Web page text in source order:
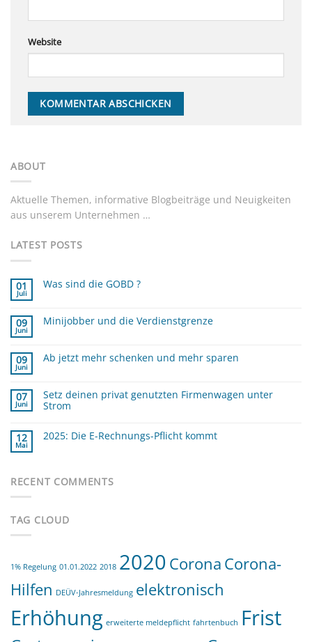
Website
ABOUT
Aktuelle Themen, informative Blogbeiträge und Neuigkeiten
aus unserem Unternehmen …
LATEST POSTS
01
Juli
Was sind die GOBD ?
Was
sind
09
Juni
Minijobber und die Verdienstgrenze
Minijobber
und
09
Juni
Ab jetzt mehr schenken und mehr sparen
Ab
jetzt
mehr
mehr
sparen
07
Juni
Setz deinen privat genutzten Firmenwagen unter
Strom
zu
Setz
unter
Strom
12
Mai
2025: Die E-Rechnungs-Pflicht kommt
Die
E-
RECENT COMMENTS
TAG CLOUD
1% Regelung 01.01.2022 2018 2020 Corona Corona-
Hilfen DEÜV-Jahresmeldung elektronisch
Erhöhung erweiterte meldepflicht fahrtenbuch Frist